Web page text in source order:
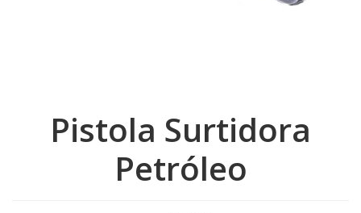
Pistola Surtidora
Petróleo